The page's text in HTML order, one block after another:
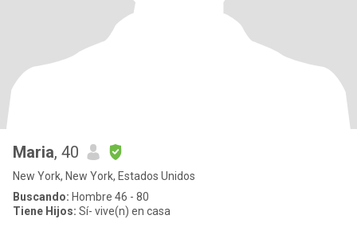
Maria, 40
New York, New York, Estados Unidos
Buscando: Hombre 46 - 80
Tiene Hijos: Sí- vive(n) en casa